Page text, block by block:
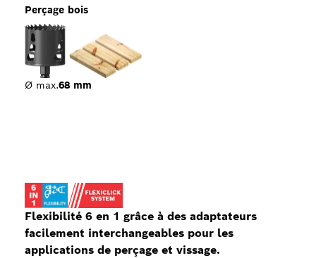
Flexibilité 6 en 1 grâce à des adaptateurs
facilement interchangeables pour les
applications de perçage et vissage.
Perçage bois
Ø max.68 mm